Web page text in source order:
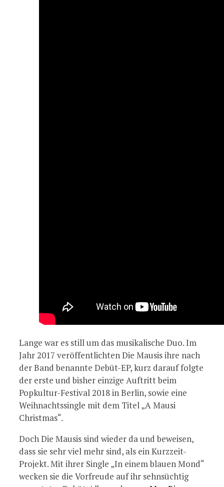
Lange war es still um das musikalische Duo. Im
Jahr 2017 veröffentlichten Die Mausis ihre nach
der Band benannte Debüt-EP, kurz darauf folgte
der erste und bisher einzige Auftritt beim
Popkultur-Festival 2018 in Berlin, sowie eine
Weihnachtssingle mit dem Titel „A Mausi
Christmas“.
Doch Die Mausis sind wieder da und beweisen,
dass sie sehr viel mehr sind, als ein Kurzzeit-
Projekt. Mit ihrer Single „In einem blauen Mond“
wecken sie die Vorfreude auf ihr sehnsüchtig